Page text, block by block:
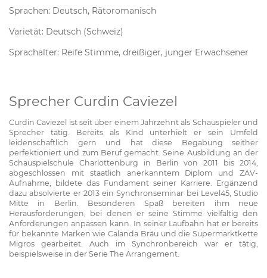
Sprachen: Deutsch, Rätoromanisch
Varietät: Deutsch (Schweiz)
Sprachalter: Reife Stimme, dreißiger, junger Erwachsener
Sprecher Curdin Caviezel
Curdin Caviezel ist seit über einem Jahrzehnt als Schauspieler und
Sprecher tätig. Bereits als Kind unterhielt er sein Umfeld
leidenschaftlich gern und hat diese Begabung seither
perfektioniert und zum Beruf gemacht. Seine Ausbildung an der
Schauspielschule Charlottenburg in Berlin von 2011 bis 2014,
abgeschlossen mit staatlich anerkanntem Diplom und ZAV-
Aufnahme, bildete das Fundament seiner Karriere. Ergänzend
dazu absolvierte er 2013 ein Synchronseminar bei Level45, Studio
Mitte in Berlin. Besonderen Spaß bereiten ihm neue
Herausforderungen, bei denen er seine Stimme vielfältig den
Anforderungen anpassen kann. In seiner Laufbahn hat er bereits
für bekannte Marken wie Calanda Bräu und die Supermarktkette
Migros gearbeitet. Auch im Synchronbereich war er tätig,
beispielsweise in der Serie The Arrangement.